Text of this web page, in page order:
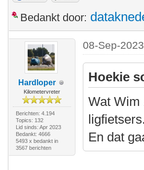
Bedankt door:
Hardloper
Kilometervreter
Berichten: 4.194
Topics: 132
Lid sinds: Apr 2023
Bedankt: 4666
5493 x bedankt in
3567 berichten
08-Sep-
Hoekie
Wat Wim
En dat